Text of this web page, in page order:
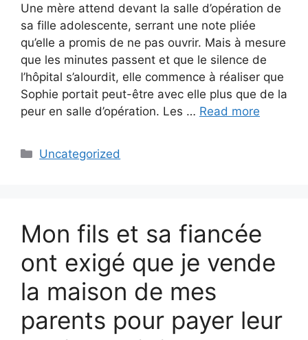
Une mère attend devant la salle d’opération de
sa fille adolescente, serrant une note pliée
qu’elle a promis de ne pas ouvrir. Mais à mesure
que les minutes passent et que le silence de
l’hôpital s’alourdit, elle commence à réaliser que
Sophie portait peut-être avec elle plus que de la
peur en salle d’opération. Les … Read more
Categories
Uncategorized
Mon fils et sa fiancée
ont exigé que je vende
la maison de mes
parents pour payer leur